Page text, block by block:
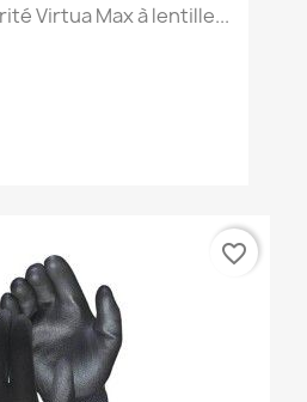
Virtua Max à lentille...
favorite_border